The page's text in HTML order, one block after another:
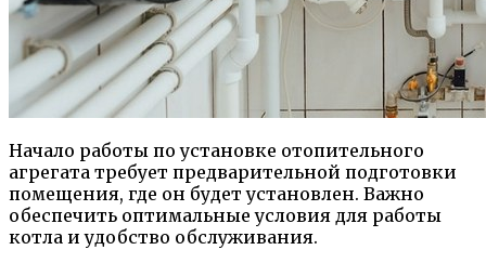
Начало работы по установке отопительного
агрегата требует предварительной подготовки
помещения, где он будет установлен. Важно
обеспечить оптимальные условия для работы
котла и удобство обслуживания.